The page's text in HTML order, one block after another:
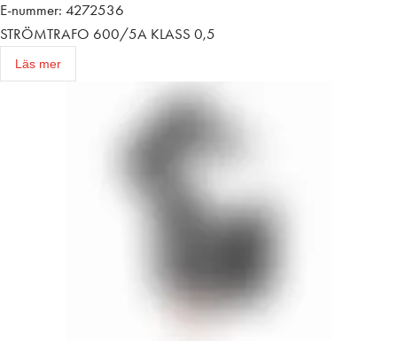
E-nummer: 4272536
STRÖMTRAFO 600/5A KLASS 0,5
Läs mer